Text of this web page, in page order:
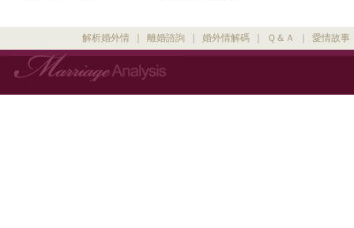
解析婚外情 離婚諮詢 婚外情解碼 Ｑ＆Ａ 愛情故事